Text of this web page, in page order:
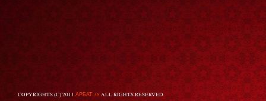
COPYRIGHTS (C) 2011 АРБАТ 38 ALL RIGHTS RESERVED.